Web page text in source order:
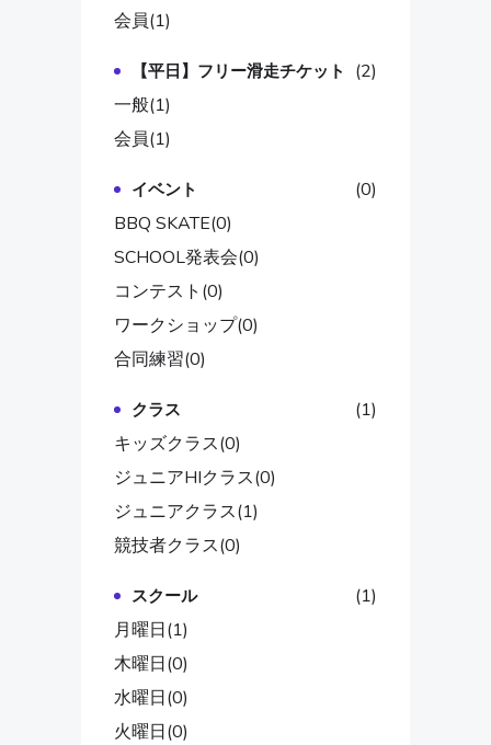
会員(1)
【平日】フリー滑走チケット
(2)
一般(1)
会員(1)
イベント
(0)
BBQ SKATE(0)
SCHOOL発表会(0)
コンテスト (0)
ワークショップ(0)
合同練習(0)
クラス
(1)
キッズクラス(0)
ジュニアHIクラス(0)
ジュニアクラス(1)
競技者クラス(0)
スクール
(1)
月曜日(1)
木曜日(0)
水曜日(0)
火曜日(0)